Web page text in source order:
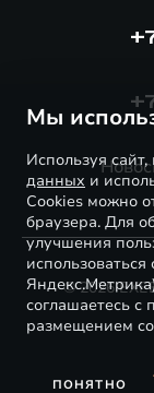
© 2026
Мы
Используя
данных и
Cookies можно
браузера. Для
улучшения
соглашаетесь
размещением
ПОНЯТНО